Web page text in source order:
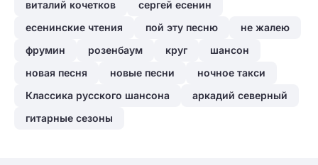
виталий кочетков
сергей есенин
есенинские чтения
пой эту песню
не жалею
фрумин
розенбаум круг
шансон
новая песня
новые песни
ночное такси
Классика русского шансона
аркадий северный
гитарные сезоны